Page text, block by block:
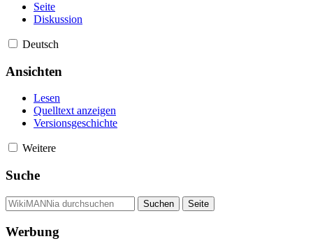
Seite
Diskussion
Deutsch
Ansichten
Lesen
Quelltext anzeigen
Versionsgeschichte
Weitere
Suche
Werbung